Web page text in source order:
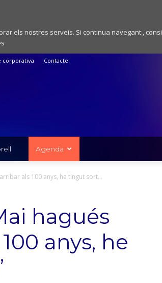
els nostres serveis. Si continua navegant ,
corporativa Contacte
Agenda
als 100 anys, he tingut sort...
hagués
anys, he